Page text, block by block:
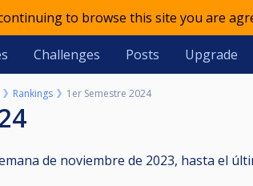
to browse this site you are
Challenges Posts Upgrade
Rankings 1er Semestre 2024
de noviembre de 2023, hasta el